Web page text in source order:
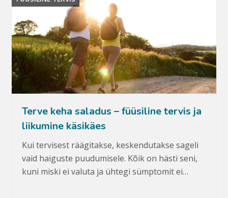
Terve keha saladus – füüsiline tervis ja
liikumine käsikäes
Kui tervisest räägitakse, keskendutakse sageli
vaid haiguste puudumisele. Kõik on hästi seni,
kuni miski ei valuta ja ühtegi sümptomit ei…